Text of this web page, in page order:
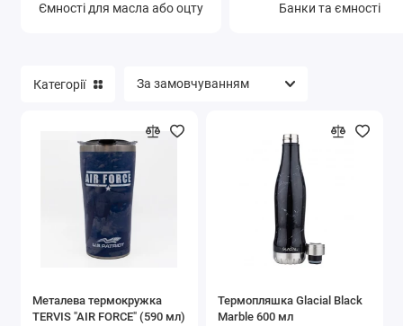
Ємності для масла або оцту Банки та ємності
Категорії
Металева термокружка
TERVIS "AIR FORCE" (590 мл)
Термопляшка Glacial Black
Marble 600 мл